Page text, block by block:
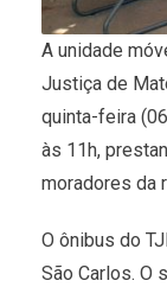
A unidade
Justiça de
quinta-feira
às 11h,
moradores da
O ônibus do
São Carlos. O